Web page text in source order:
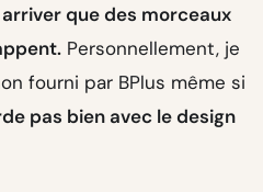
que des morceaux
Personnellement, je
fourni par BPlus même si
pas bien avec le design